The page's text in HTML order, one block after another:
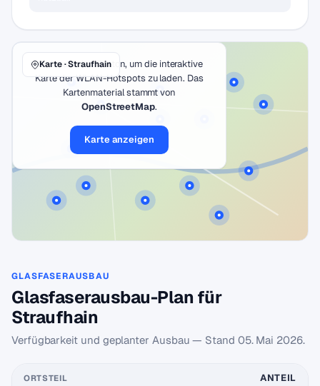
Klicke auf den Button, um die interaktive
Karte der WLAN-Hotspots zu laden. Das
Kartenmaterial stammt von
OpenStreetMap.
Karte anzeigen
Karte · Straufhain
GLASFASERAUSBAU
Glasfaserausbau-Plan für
Straufhain
Verfügbarkeit und geplanter Ausbau — Stand 05. Mai 2026.
ORTSTEIL ANTEIL